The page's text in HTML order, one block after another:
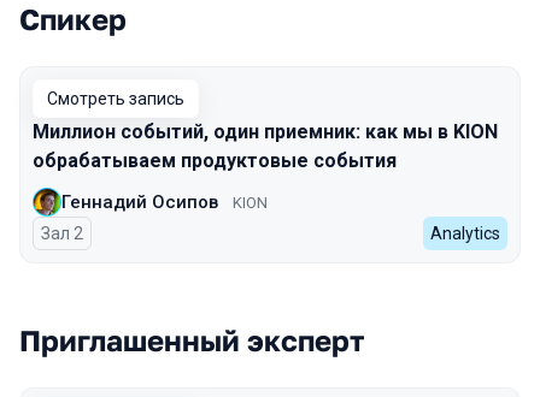
Выступления в сезоне 2024
Спикер
Смотреть запись
Миллион событий, один приемник: как мы в KION
обрабатываем продуктовые события
Геннадий Осипов KION
Зал 2 Analytics
Приглашенный эксперт